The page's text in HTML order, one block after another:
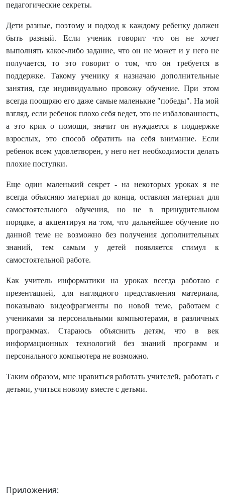
педагогические секреты.
Дети разные, поэтому и подход к каждому ребенку должен
быть разный. Если ученик говорит что он не хочет
выполнять какое-либо задание, что он не может и у него не
получается, то это говорит о том, что он требуется в
поддержке. Такому ученику я назначаю дополнительные
занятия, где индивидуально провожу обучение. При этом
всегда поощряю его даже самые маленькие "победы". На мой
взгляд, если ребенок плохо себя ведет, это не избалованность,
а это крик о помощи, значит он нуждается в поддержке
взрослых, это способ обратить на себя внимание. Если
ребенок всем удовлетворен, у него нет необходимости делать
плохие поступки.
Еще один маленький секрет - на некоторых уроках я не
всегда объясняю материал до конца, оставляя материал для
самостоятельного обучения, но не в принудительном
порядке, а акцентируя на том, что дальнейшее обучение по
данной теме не возможно без получения дополнительных
знаний, тем самым у детей появляется стимул к
самостоятельной работе.
Как учитель информатики на уроках всегда работаю с
презентацией, для наглядного представления материала,
показываю видеофрагменты по новой теме, работаем с
учениками за персональными компьютерами, в различных
программах. Стараюсь объяснить детям, что в век
информационных технологий без знаний программ и
персонального компьютера не возможно.
Таким образом, мне нравиться работать учителей, работать с
детьми, учиться новому вместе с детьми.
Приложения: